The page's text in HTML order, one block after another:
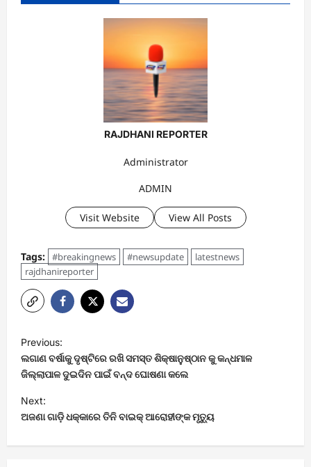
RAJDHANI REPORTER
Administrator
ADMIN
Visit Website View All Posts
Tags: #breakingnews #newsupdate
latestnews
rajdhanireporter
P
o
s
t
n
a
Previous:
ଲଗାଣ ବର୍ଷାକୁ ଦୃଷ୍ଟିରେ ରଖି ସମସ୍ତ ଶିକ୍ଷାନୁଷ୍ଠାନ କୁ କନ୍ଧମାଳ
ଜିଲ୍ଲାପାଳ ଦୁଇଦିନ ପାଇଁ ବନ୍ଦ ଘୋଷଣା କଲେ
Next:
ଅଜଣା ଗାଡ଼ି ଧକ୍କାରେ ତିନି ବାଇକ୍ ଆରୋହୀଙ୍କ ମୃତ୍ୟୁ